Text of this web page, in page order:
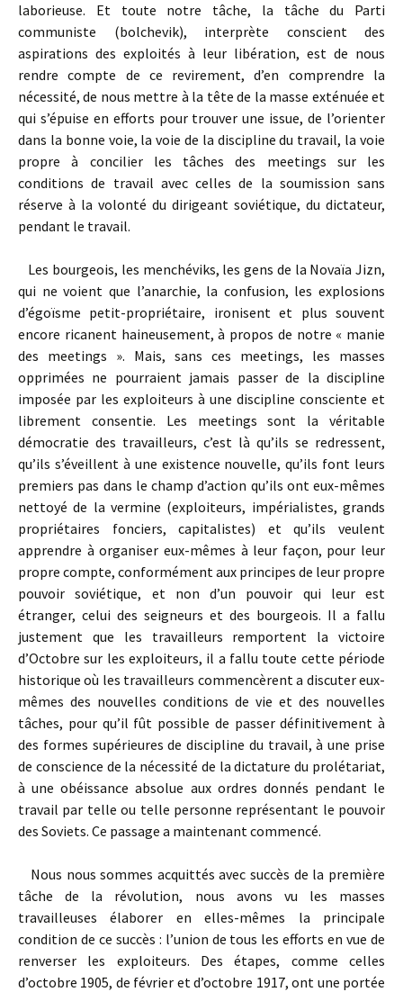
laborieuse. Et toute notre tâche, la tâche du Parti
communiste (bolchevik), interprète conscient des
aspirations des exploités à leur libération, est de nous
rendre compte de ce revirement, d’en comprendre la
nécessité, de nous mettre à la tête de la masse exténuée et
qui s’épuise en efforts pour trouver une issue, de l’orienter
dans la bonne voie, la voie de la discipline du travail, la voie
propre à concilier les tâches des meetings sur les
conditions de travail avec celles de la soumission sans
réserve à la volonté du dirigeant soviétique, du dictateur,
pendant le travail.
Les bourgeois, les menchéviks, les gens de la Novaïa Jizn,
qui ne voient que l’anarchie, la confusion, les explosions
d’égoïsme petit-propriétaire, ironisent et plus souvent
encore ricanent haineusement, à propos de notre « manie
des meetings ». Mais, sans ces meetings, les masses
opprimées ne pourraient jamais passer de la discipline
imposée par les exploiteurs à une discipline consciente et
librement consentie. Les meetings sont la véritable
démocratie des travailleurs, c’est là qu’ils se redressent,
qu’ils s’éveillent à une existence nouvelle, qu’ils font leurs
premiers pas dans le champ d’action qu’ils ont eux-mêmes
nettoyé de la vermine (exploiteurs, impérialistes, grands
propriétaires fonciers, capitalistes) et qu’ils veulent
apprendre à organiser eux-mêmes à leur façon, pour leur
propre compte, conformément aux principes de leur propre
pouvoir soviétique, et non d’un pouvoir qui leur est
étranger, celui des seigneurs et des bourgeois. Il a fallu
justement que les travailleurs remportent la victoire
d’Octobre sur les exploiteurs, il a fallu toute cette période
historique où les travailleurs commencèrent a discuter eux-
mêmes des nouvelles conditions de vie et des nouvelles
tâches, pour qu’il fût possible de passer définitivement à
des formes supérieures de discipline du travail, à une prise
de conscience de la nécessité de la dictature du prolétariat,
à une obéissance absolue aux ordres donnés pendant le
travail par telle ou telle personne représentant le pouvoir
des Soviets. Ce passage a maintenant commencé.
Nous nous sommes acquittés avec succès de la première
tâche de la révolution, nous avons vu les masses
travailleuses élaborer en elles-mêmes la principale
condition de ce succès : l’union de tous les efforts en vue de
renverser les exploiteurs. Des étapes, comme celles
d’octobre 1905, de février et d’octobre 1917, ont une portée